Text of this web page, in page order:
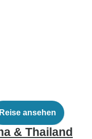
Reise ansehen
& Thailand